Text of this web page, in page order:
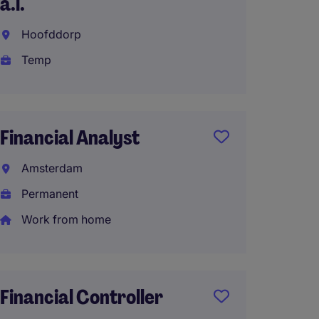
Hoofddorp
Temp
Financial Analyst
Amsterdam
Permanent
Work from home
Financial Controller